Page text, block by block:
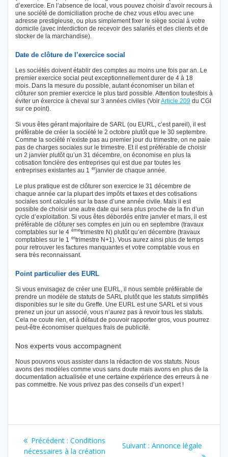
d’exercice. En l’absence de local, vous pouvez choisir d’avoir recours à
une société de domiciliation proche de chez vous et/ou avec une
adresse prestigieuse, ou plus simplement fixer le siège social à votre
domicile (avec interdiction de recevoir des salariés et des clients et de
stocker de la marchandise).
Date de clôture de l’exercice social
Les sociétés doivent établir des comptes au moins une fois par an. Le
premier exercice social peut exceptionnellement durer de 4 à 18
mois. Dans la mesure du possible, autant économiser un bilan et
clôturer son premier exercice le plus tard possible. Attention toutesfois à
éviter un éxercice à cheval sur 3 années civiles (VoirArticle 209 du CGI
sur ce point).
Si vous êtes gérant majoritaire de SARL (ou EURL, c’est pareil), il est
préférable de créer la société le 2 octobre plutôt que le 30 septembre.
Comme la société n’existe pas au premier jour du trimestre, on ne paie
pas de charges sociales sur le trimestre. Et il est préférable de choisir
un 2 janvier plutôt qu’un 31 décembre, on économise en plus la
cotisation foncière des entreprises qui est due par toutes les
entreprises existantes au 1
erjanvier de chaque année.
Le plus pratique est de clôturer son exercice le 31 décembre de
chaque année car la plupart des impôts et taxes et des cotisations
sociales sont calculés sur la base d’une année civile. Mais il est
possible de choisir une autre date qui sera plus proche de la fin d’un
cycle d’exploitation. Si vous êtes débordés entre janvier et mars, il est
préférable de clôturer ses comptes en juin ou en septembre (travaux
comptables sur le 4 èmetrimestre N) plutôt qu’en décembre (travaux
comptables sur le 1
ertrimestre N+1). Vous aurez ainsi plus de temps
pour retrouver les factures manquantes et votre comptable vous en
sera très reconnaissant.
Point particulier des EURL
Si vous envisagez de créer une EURL, il nous semble préférable de
prendre un modèle de statuts de SARL plutôt que les statuts simplifiés
disponibles sur le site du Greffe. Une EURL est une SARL et si vous
prenez un jour un associé, vous n’aurez pas à revoir tous les statuts.
Cela ne coute rien, et à défaut de pouvoir rapporter gros, vous pourrez
peut-être économiser quelques frais de publicité.
Nos experts vous accompagnent
Nous pouvons vous assister dans la rédaction de vos statuts. Nous
avons des modèles comme vous sans doute mais avons en plus de la
documentation actualisée et une certaine expérience des erreurs à ne
pas commettre. Ne vous privez pas des conseils d’un expert !
Navigation
Précédent : Article
précédent
Conditions
nécessaires à la création
Suivant : Article
Annonce légale